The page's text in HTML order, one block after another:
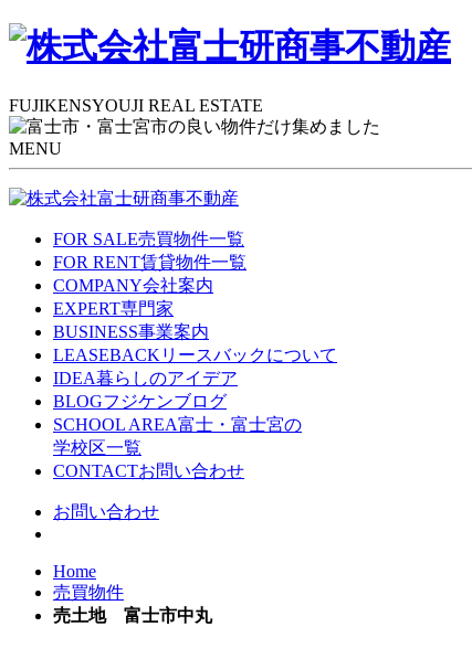
FUJIKENSYOUJI REAL ESTATE
MENU
FOR SALE売買物件一覧
FOR RENT賃貸物件一覧
COMPANY会社案内
EXPERT専門家
BUSINESS事業案内
LEASEBACK リースバックについて
IDEA暮らしのアイデア
BLOGフジケンブログ
SCHOOL AREA富士・富士宮の
学校区一覧
CONTACTお問い合わせ
お問い合わせ
Home
売買物件
売土地 富士市中丸